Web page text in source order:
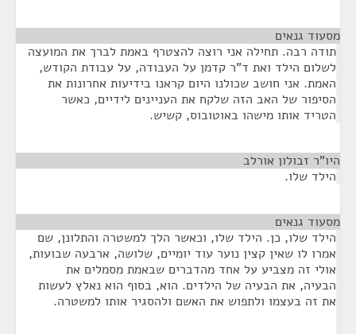
מסעוד גנאים
תודה רבה. תחילה אני רוצה להצטרף באמת לברך את המועצה
לשלום הילד ואת ד"ר קדמן על העבודה, על עבודת הקודש,
האמת. אני חושב שכולנו היום קראנו בידיעות אחרונות את
הסיפור של האב הזה שלקח את העניינים לידיים, כאשר
הטריד אותו מישהו באוטובוס, קשיש.
היו"ר זבולון אורלב
הילד שלו.
מסעוד גנאים
הילד שלו, כן. הילד שלו, וכאשר הלך למשטרה והתלונן, שם
אמרו לו שאין קצין נוער עוד יומיים, שלושה, ארבעה שבועות,
אולי זה מצביע על אחד מהדברים שבאמת מסמלים את
הבעיה, את הבעיה של הילדים. הוא, בסוף הוא נאלץ לעשות
את זה בעצמו ולתפוש את האשם ולהסגיר אותו למשטרה.